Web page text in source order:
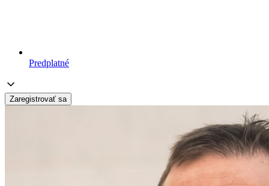
Predplatné
Zaregistrovať sa